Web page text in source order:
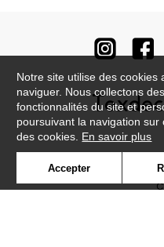
Notre site utilise des cookies
naviguer. Nous collectons
fonctionnalités du site et
poursuivant la navigation
des cookies. En savoir plus
Accepter